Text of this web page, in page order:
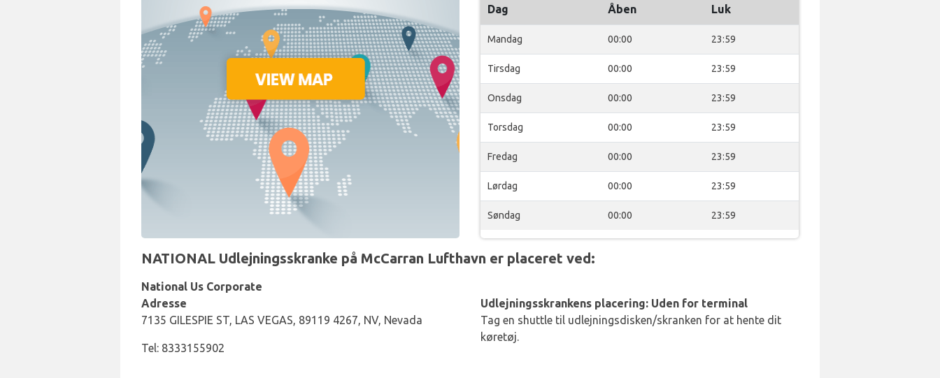
Dag Åben Luk
Mandag 00:00 23:59
Tirsdag 00:00 23:59
Onsdag 00:00 23:59
Torsdag 00:00 23:59
Fredag 00:00 23:59
Lørdag 00:00 23:59
Søndag 00:00 23:59
NATIONAL Udlejningsskranke på McCarran Lufthavn er placeret ved:
National Us Corporate
Adresse
7135 GILESPIE ST, LAS VEGAS, 89119 4267, NV, Nevada
Tel: 8333155902
Udlejningsskrankens placering: Uden for terminal
Tag en shuttle til udlejningsdisken/skranken for at hente dit
køretøj.